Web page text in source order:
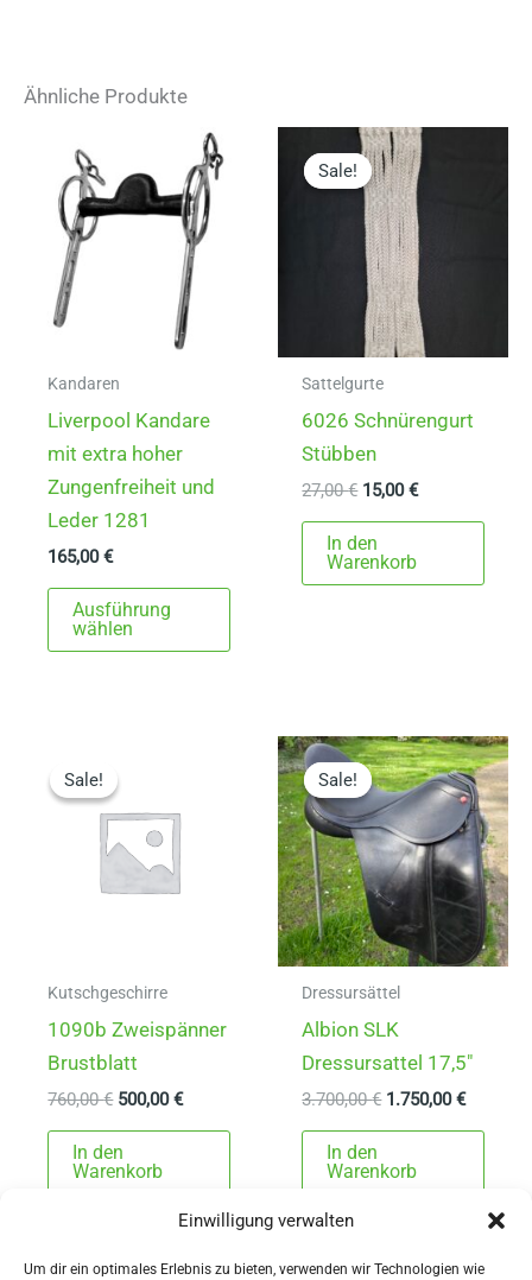
Einwilligung verwalten
Um dir ein optimales Erlebnis zu bieten, verwenden wir Technologien wie
Ähnliche Produkte
Kandaren
Liverpool Kandare
mit extra hoher
Zungenfreiheit und
Leder 1281
165,00€
Ausführung
wählen
Dieses
Optionen
können
Produktseite
Sale!
Sale!
Sattelgurte
6026 Schnürengurt
Stübben
27,00€ Ursprünglicher
war:
27,00 €
15,00€Aktueller
In den
Warenkorb
Sale!
Sale!
Kutschgeschirre
1090b Zweispänner
Brustblatt
760,00€ Ursprünglicher
war:
760,00 €
500,00€Aktueller
In den
Warenkorb
Sale!
Sale!
Dressursättel
Albion SLK
Dressursattel 17,5″
3.700,00€ Ursprünglicher
3.700,00 €
1.750,00€
In den
Warenkorb